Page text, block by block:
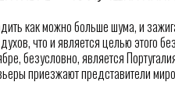
как можно больше шума, и
что и является целью этого
безусловно, является
приезжают представители